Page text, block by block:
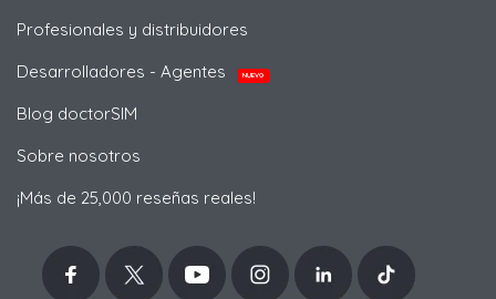
Profesionales y distribuidores
Desarrolladores - Agentes
NUEVO
Blog doctorSIM
Sobre nosotros
¡Más de 25,000 reseñas reales!